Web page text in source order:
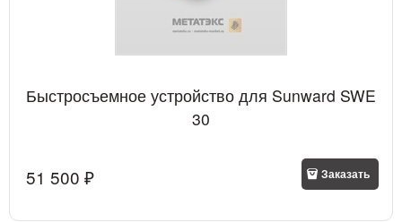
Быстросъемное устройство для Sunward SWE
30
51 500 ₽ Заказать